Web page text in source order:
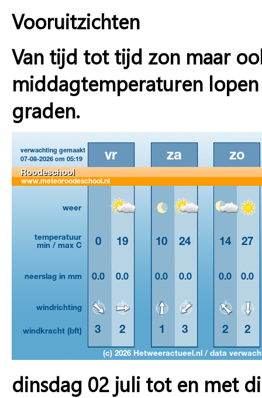
Vooruitzichten
Van tijd tot tijd zon maar
middagtemperaturen
graden.
dinsdag 02 juli tot en met